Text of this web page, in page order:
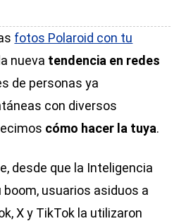
fotos Polaroid con tu
nueva tendencia en redes
de personas ya
con diversos
cómo hacer la tuya.
desde que la Inteligencia
usuarios asiduos a
X y TikTok la utilizaron